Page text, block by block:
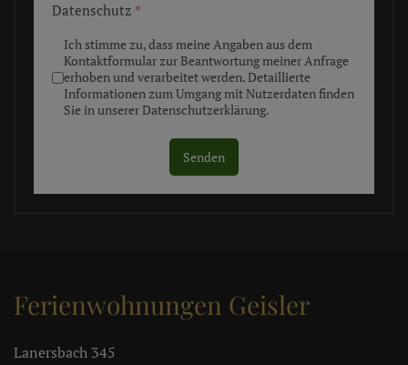
Datenschutz *
Ich stimme zu, dass meine Angaben aus dem
Kontaktformular zur Beantwortung meiner Anfrage
erhoben und verarbeitet werden. Detaillierte
Informationen zum Umgang mit Nutzerdaten finden
Sie in unserer Datenschutzerklärung.
Senden
Ferienwohnungen Geisler
Lanersbach 345